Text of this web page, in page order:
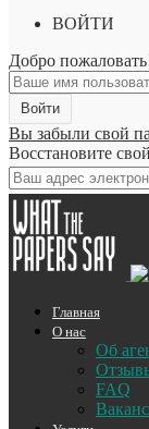
ВОЙТИ
Добро
Вы забыли свой
Восстановите
Главная
О нас
Об
FAQ